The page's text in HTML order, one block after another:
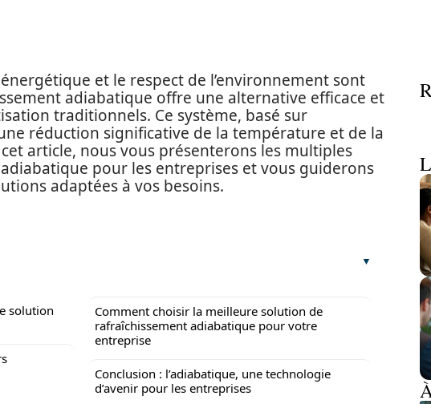
et le respect de l’environnement sont
adiabatique offre une alternative efficace et
traditionnels. Ce système, basé sur
réduction significative de la température et de la
article, nous vous présenterons les multiples
pour les entreprises et vous guiderons
adaptées à vos besoins.
solution
Comment choisir la meilleure solution de
rafraîchissement adiabatique pour votre
entreprise
Conclusion : l’adiabatique, une technologie
d’avenir pour les entreprises